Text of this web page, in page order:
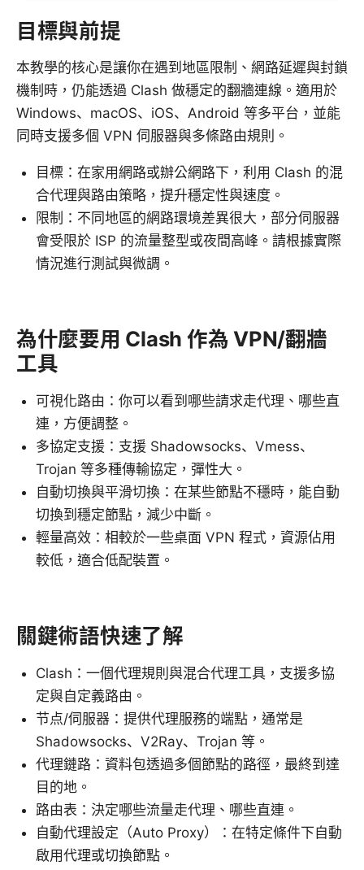
目標與前提
本教學的核心是讓你在遇到地區限制、網路延遲與封鎖
機制時，仍能透過 Clash 做穩定的翻牆連線。適用於
Windows、macOS、iOS、Android 等多平台，並能
同時支援多個 VPN 伺服器與多條路由規則。
目標：在家用網路或辦公網路下，利用 Clash 的混
合代理與路由策略，提升穩定性與速度。
限制：不同地區的網路環境差異很大，部分伺服器
會受限於 ISP 的流量整型或夜間高峰。請根據實際
情況進行測試與微調。
為什麼要用 Clash 作為 VPN/翻牆
工具
可視化路由：你可以看到哪些請求走代理、哪些直
連，方便調整。
多協定支援：支援 Shadowsocks、Vmess、
Trojan 等多種傳輸協定，彈性大。
自動切換與平滑切換：在某些節點不穩時，能自動
切換到穩定節點，減少中斷。
輕量高效：相較於一些桌面 VPN 程式，資源佔用
較低，適合低配裝置。
關鍵術語快速了解
Clash：一個代理規則與混合代理工具，支援多協
定與自定義路由。
节点/伺服器：提供代理服務的端點，通常是
Shadowsocks、V2Ray、Trojan 等。
代理鏈路：資料包透過多個節點的路徑，最終到達
目的地。
路由表：決定哪些流量走代理、哪些直連。
自動代理設定（Auto Proxy）：在特定條件下自動
啟用代理或切換節點。